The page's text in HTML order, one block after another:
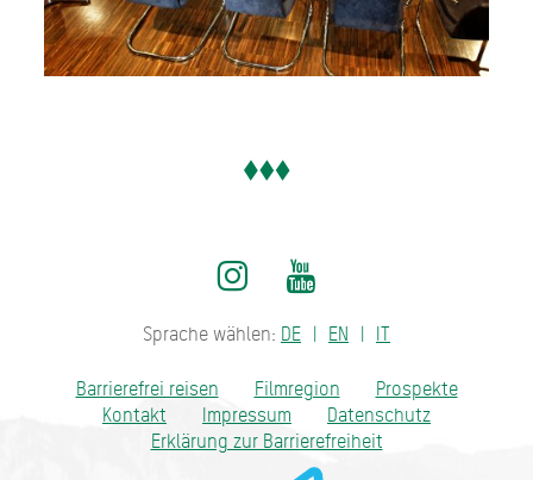
Sprache wählen: DE EN IT
Barrierefrei reisen Filmregion
Prospekte
Kontakt
Impressum
Datenschutz
Erklärung zur Barrierefreiheit